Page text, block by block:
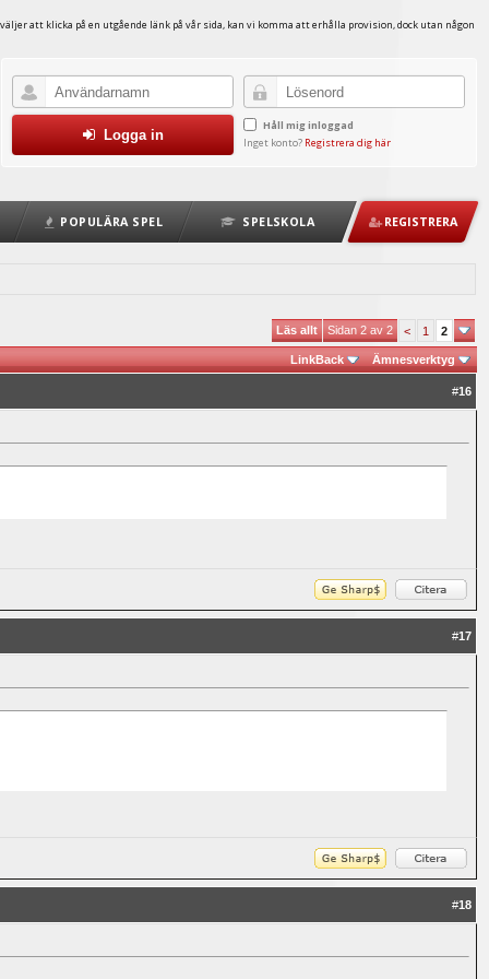
att klicka på en utgående länk på vår sida, kan vi komma att erhålla provision, dock utan någon
Håll mig inloggad
Inget konto? Registrera dig här
Logga in
POPULÄRA SPEL SPELSKOLA REGISTRERA
Läs allt Sidan 2 av 2 < 1 2
LinkBack Ämnesverktyg
#16
#17
#18